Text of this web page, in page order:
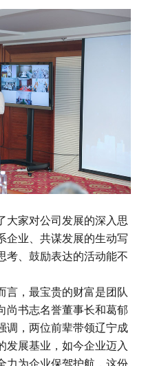
大家对公司发展的深入思
企业、共谋发展的生动写
考、鼓励表达的活动能不
言，最宝贵的财富是团队
尚书志名誉董事长和葛郁
调，两位前辈带领辽宁成
发展基业，如今企业迈入
力为企业保驾护航，这份